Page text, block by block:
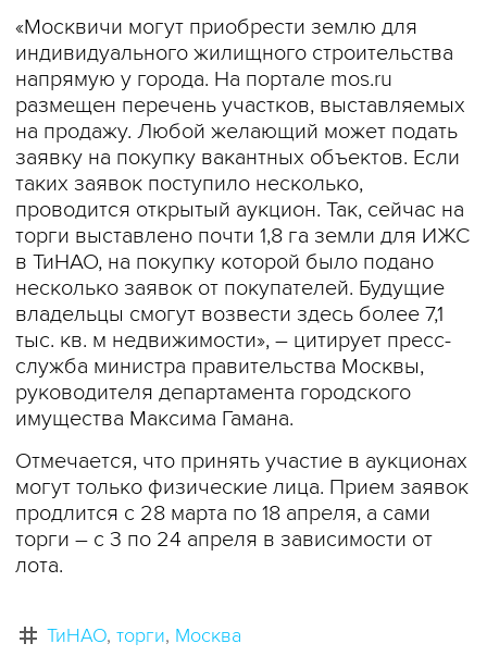
«Москвичи могут приобрести землю для
индивидуального жилищного строительства
напрямую у города. На портале mos.ru
размещен перечень участков, выставляемых
на продажу. Любой желающий может подать
заявку на покупку вакантных объектов. Если
таких заявок поступило несколько,
проводится открытый аукцион. Так, сейчас на
торги выставлено почти 1,8 га земли для ИЖС
в ТиНАО, на покупку которой было подано
несколько заявок от покупателей. Будущие
владельцы смогут возвести здесь более 7,1
тыс. кв. м недвижимости», – цитирует пресс-
служба министра правительства Москвы,
руководителя департамента городского
имущества Максима Гамана.
Отмечается, что принять участие в аукционах
могут только физические лица. Прием заявок
продлится с 28 марта по 18 апреля, а сами
торги – с 3 по 24 апреля в зависимости от
лота.
ТиНАО торги Москва